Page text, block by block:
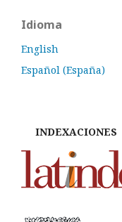
Idioma
English
Español (España)
INDEXACIONES